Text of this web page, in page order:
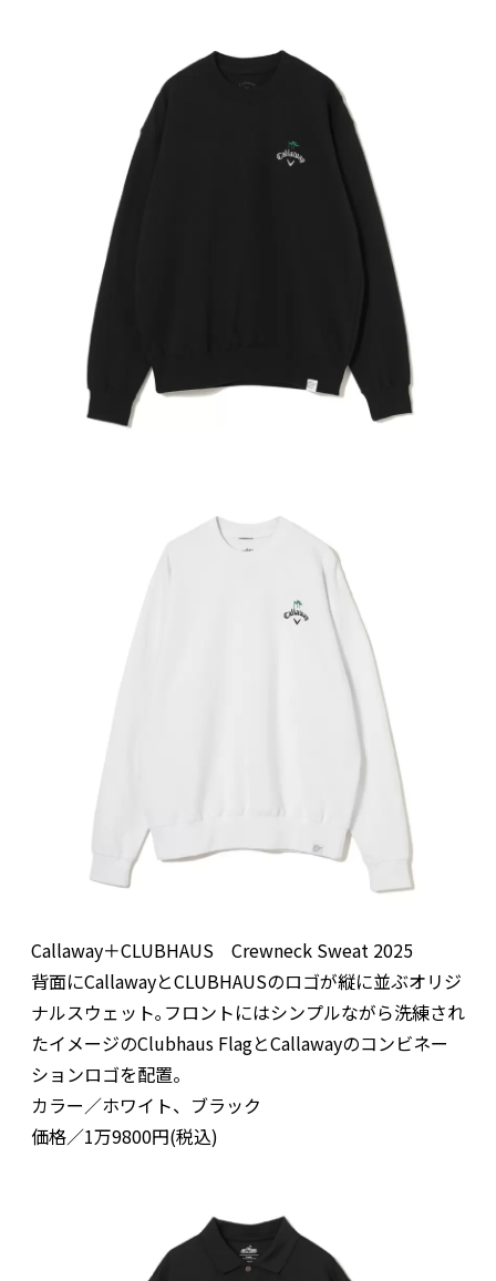
Callaway＋CLUBHAUS Crewneck Sweat 2025
背面にCallawayとCLUBHAUSのロゴが縦に並ぶオリジ
ナルスウェット｡フロントにはシンプルながら洗練され
たイメージのClubhaus FlagとCallawayのコンビネー
ションロゴを配置。
カラー／ホワイト、ブラック
価格／1万9800円(税込)